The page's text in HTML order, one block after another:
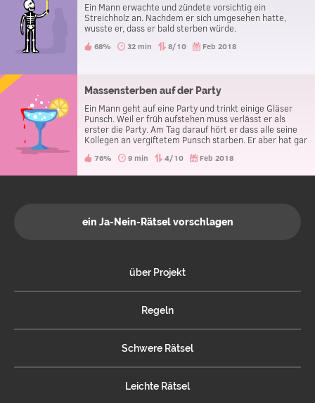
Ein Mann erwachte und zündete vorsichtig ein
Streichholz an. Nachdem er sich umgesehen hatte,
wusste er, dass er bald sterben würde.
68% 32 min 8/10 Feb 2018
Massensterben auf der Party
Ein Mann geht auf eine Party und trinkt einige Gläser
Punsch. Weil er früh aufstehen muss verlässt er als
erster die Party. Am Tag darauf hört er dass alle seine
Kollegen an vergiftetem Punsch starben. Er aber hat gar
ist er nicht gestorben?
76% 9 min 4/10 Feb 2018
ein Ja-Nein-Rätsel vorschlagen
über Projekt
Regeln
Schwere Rätsel
Leichte Rätsel